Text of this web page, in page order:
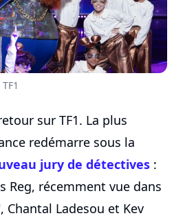
sur TF1. La plus
redémarre sous la
jury de détectives :
Reg, récemment vue dans
Chantal Ladesou et Kev